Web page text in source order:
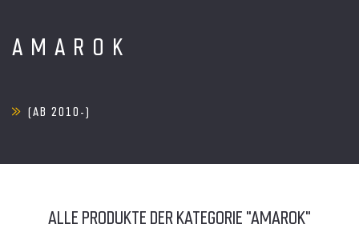
AMAROK
(AB 2010-)
ALLE PRODUKTE DER KATEGORIE "AMAROK"